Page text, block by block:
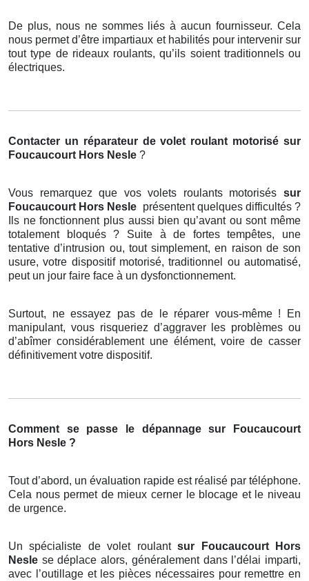
De plus, nous ne sommes liés à aucun fournisseur. Cela
nous permet d’être impartiaux et habilités pour intervenir sur
tout type de rideaux roulants, qu’ils soient traditionnels ou
électriques.
Contacter un réparateur de volet roulant motorisé sur
Foucaucourt Hors Nesle ?
Vous remarquez que vos volets roulants motorisés sur
Foucaucourt Hors Nesle présentent quelques difficultés ?
Ils ne fonctionnent plus aussi bien qu’avant ou sont même
totalement bloqués ? Suite à de fortes tempêtes, une
tentative d’intrusion ou, tout simplement, en raison de son
usure, votre dispositif motorisé, traditionnel ou automatisé,
peut un jour faire face à un dysfonctionnement.
Surtout, ne essayez pas de le réparer vous-même ! En
manipulant, vous risqueriez d’aggraver les problèmes ou
d’abîmer considérablement une élément, voire de casser
définitivement votre dispositif.
Comment se passe le dépannage sur Foucaucourt
Hors Nesle ?
Tout d’abord, un évaluation rapide est réalisé par téléphone.
Cela nous permet de mieux cerner le blocage et le niveau
de urgence.
Un spécialiste de volet roulantsur Foucaucourt Hors
Nesle se déplace alors, généralement dans l’délai imparti,
avec l’outillage et les pièces nécessaires pour remettre en